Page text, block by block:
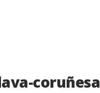
coruñesa